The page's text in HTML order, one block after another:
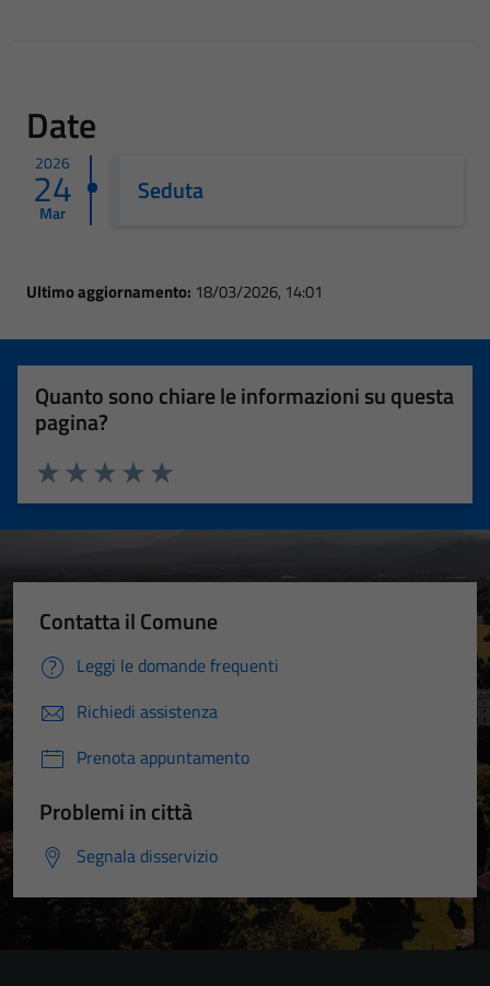
Date
2026
24
Mar
Seduta
Ultimo aggiornamento: 18/03/2026, 14:01
Quanto sono chiare le informazioni su questa
pagina?
Valuta 5 stelle su 5
Valuta 4 stelle su 5
Valuta 3 stelle su 5
Valuta 2 stelle su 5
Valuta 1 stelle su 5
Contatta il Comune
Leggi le domande frequenti
Richiedi assistenza
Prenota appuntamento
Problemi in città
Segnala disservizio